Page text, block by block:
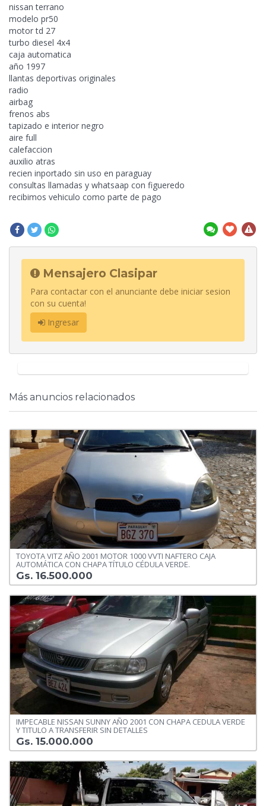
nissan terrano
modelo pr50
motor td 27
turbo diesel 4x4
caja automatica
año 1997
llantas deportivas originales
radio
airbag
frenos abs
tapizado e interior negro
aire full
calefaccion
auxilio atras
recien inportado sin uso en paraguay
consultas llamadas y whatsaap con figueredo
recibimos vehiculo como parte de pago
Mensajero Clasipar
Para contactar con el anunciante debe iniciar sesion
con su cuenta!
Ingresar
Más anuncios relacionados
TOYOTA VITZ AÑO 2001 MOTOR 1000 VVTI NAFTERO CAJA
AUTOMÁTICA CON CHAPA TÍTULO CÉDULA VERDE.
Gs. 16.500.000
IMPECABLE NISSAN SUNNY AÑO 2001 CON CHAPA CEDULA VERDE
Y TITULO A TRANSFERIR SIN DETALLES
Gs. 15.000.000